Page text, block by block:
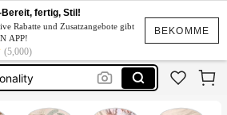
BEKOMME
Bereit, fertig, Stil!
Rabatte und Zusatzangebote gibt
APP!
(5,000)
Baby Name
Personalisierte Baby Geschenk Mädchen